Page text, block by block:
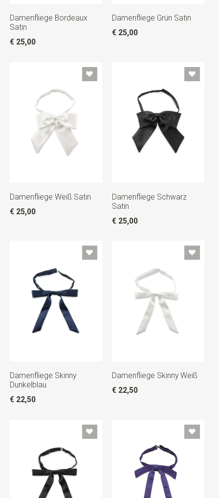
Damenfliege Bordeaux
Satin
€ 25,00
Damenfliege Grün Satin
€ 25,00
Damenfliege Weiß Satin
€ 25,00
Damenfliege Schwarz
Satin
€ 25,00
Damenfliege Skinny
Dunkelblau
€ 22,50
Damenfliege Skinny Weiß
€ 22,50